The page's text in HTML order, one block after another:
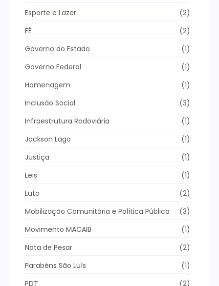
Esporte e Lazer
(2)
FÉ
(2)
Governo do Estado
(1)
Governo Federal
(1)
Homenagem
(1)
Inclusão Social
(3)
Infraestrutura Rodoviária
(1)
Jackson Lago
(1)
Justiça
(1)
Leis
(1)
Luto
(2)
Mobilização Comunitária e Política Pública
(3)
Movimento MACAIB
(1)
Nota de Pesar
(2)
Parabéns São Luís
(1)
PDT
(2)